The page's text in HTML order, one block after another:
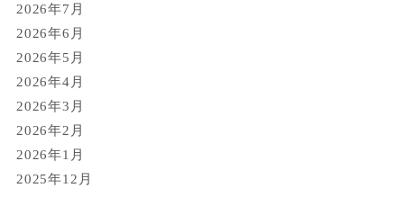
2026年7月
2026年6月
2026年5月
2026年4月
2026年3月
2026年2月
2026年1月
2025年12月